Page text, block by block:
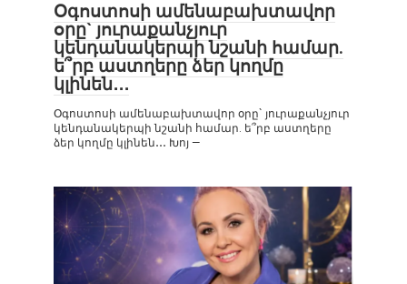
Օգոստոսի ամենաբախտավոր
օրը` յուրաքանչյուր
կենդանակերպի նշանի համար.
ե՞րբ աստղերը ձեր կողմը
կլինեն․․․
Օգոստոսի ամենաբախտավոր օրը` յուրաքանչյուր
կենդանակերպի նշանի համար. ե՞րբ աստղերը
ձեր կողմը կլինեն․․․ Խոյ —